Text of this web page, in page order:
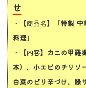
せ
・【商品名】「特製 中
料理 」
・【内容】 カニの甲羅
本）、小エビのチリソ
白菜のピリ辛づけ、緑